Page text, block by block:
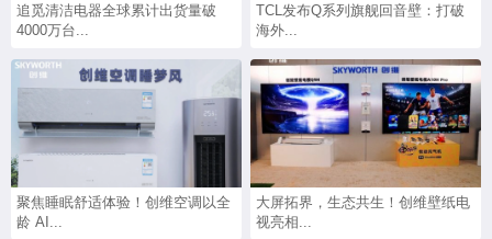
追觅清洁电器全球累计出货量破
4000万台...
TCL发布Q系列旗舰回音壁：打破
海外...
聚焦睡眠舒适体验！创维空调以全
龄 AI...
大屏拓界，生态共生！创维壁纸电
视亮相...